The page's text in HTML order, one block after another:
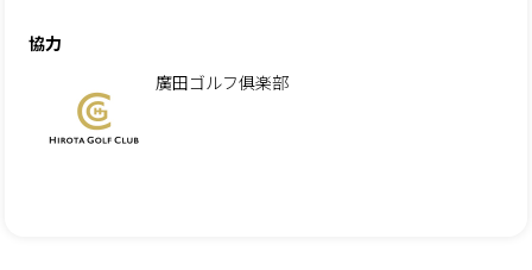
協力
廣田ゴルフ俱楽部